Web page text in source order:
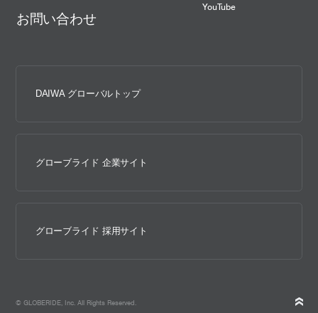
お問い合わせ
YouTube
DAIWA グローバルトップ
グローブライド 企業サイト
グローブライド 採用サイト
© GLOBERIDE, Inc. All Rights Reserved.